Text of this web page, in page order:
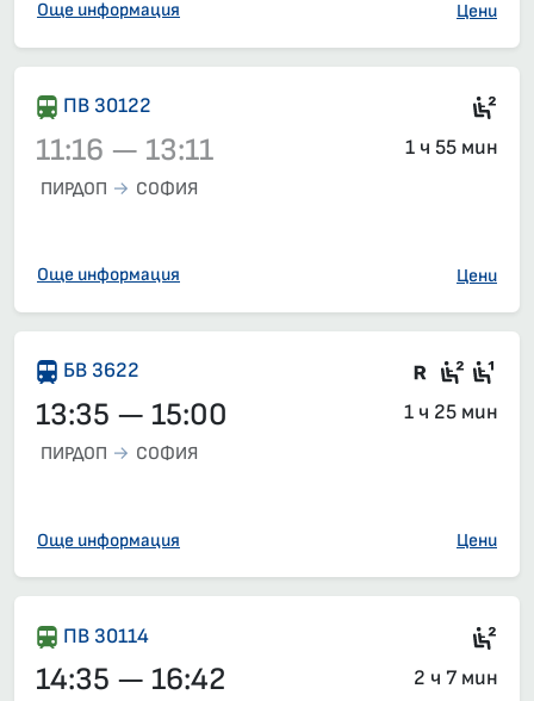
Още информация Цени
Влак 30122, 11:16 – 13:11, вече е заминал
ПВ 30122
11:16 — 13:11 1 ч 55 мин
ПИРДОП СОФИЯ
Още информация Цени
БВ 3622 Влак
13:35 — 15:00 1 ч 25 мин
ПИРДОП СОФИЯ
Още информация Цени
ПВ 30114
14:35 — 16:42 2 ч 7 мин